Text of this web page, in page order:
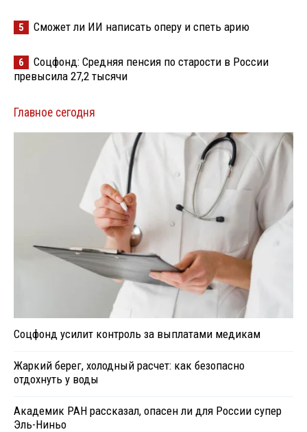
5 Сможет ли ИИ написать оперу и спеть арию
6
Соцфонд: Средняя пенсия по старости в России
превысила 27,2 тысячи
Главное сегодня
Соцфонд усилит контроль за выплатами медикам
Жаркий берег, холодный расчет: как безопасно
отдохнуть у воды
Академик РАН рассказал, опасен ли для России супер
Эль-Ниньо